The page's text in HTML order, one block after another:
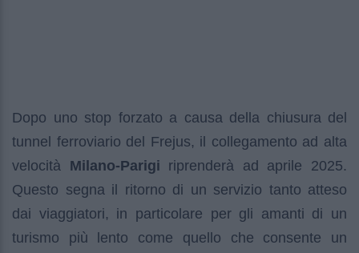
Dopo uno stop forzato a causa della chiusura del
tunnel ferroviario del Frejus, il collegamento ad alta
velocità Milano-Parigi riprenderà ad aprile 2025.
Questo segna il ritorno di un servizio tanto atteso
dai viaggiatori, in particolare per gli amanti di un
turismo più lento come quello che consente un